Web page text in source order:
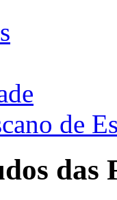
de
das